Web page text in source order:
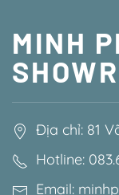
MINH
Địa chỉ: 81
Hotline:
Email: